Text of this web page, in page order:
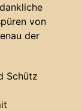
von
der
Schütz